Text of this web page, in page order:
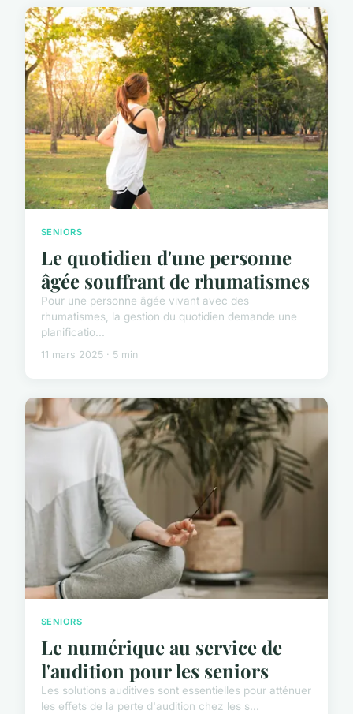
SENIORS
Le quotidien d'une personne
âgée souffrant de rhumatismes
Pour une personne âgée vivant avec des
rhumatismes, la gestion du quotidien demande une
planificatio...
11 mars 2025 · 5 min
SENIORS
Le numérique au service de
l'audition pour les seniors
Les solutions auditives sont essentielles pour atténuer
les effets de la perte d'audition chez les s...